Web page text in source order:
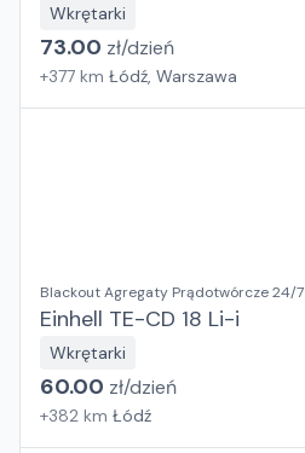
Wkrętarki
73.00 zł/dzień
+377 km Łódź, Warszawa
Blackout Agregaty Prądotwórcze 24/7
Einhell TE-CD 18 Li-i
Wkrętarki
60.00 zł/dzień
+382 km Łódź